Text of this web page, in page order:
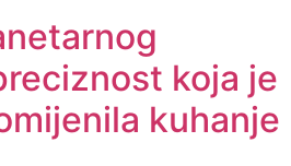
koja je
kuhanje